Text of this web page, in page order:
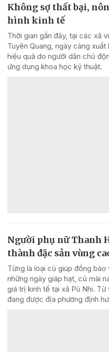
Không sợ thất bại,
hình kinh tế
Thời gian gần đây, tại các xã
Tuyên Quang, ngày càng
hiệu quả do người dân chủ
ứng dụng khoa học kỹ thuật.
Người phụ nữ Thanh
thành đặc sản vùng
Từng là loại củ giúp đồng
những ngày giáp hạt, củ mài
giá trị kinh tế tại xã Pù Nhi.
đang được địa phương định